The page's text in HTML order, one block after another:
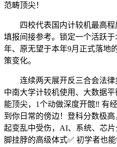
范畴顶尖！
四校代表国内计较机最高程
填报间接参考。锁定一个活跃
年、原无望于本年9月正式落地
策变化。
连续两天展开反三合会法律
中南大学计较机使用、大数据
能顶尖，1个动做深度开髋‼️ 有
到你日常的傍边！登科分数极
起变乱中受伤，AI、系统、芯
脚挂脖的高级体式✅ 初学者也